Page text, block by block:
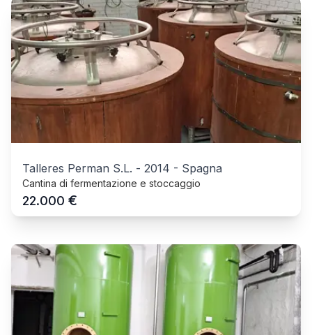
Talleres Perman S.L. - 2014 - Spagna
Cantina di fermentazione e stoccaggio
22.000 €